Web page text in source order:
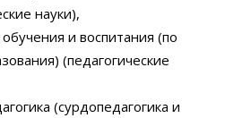
науки),
и воспитания (по
(педагогические
(сурдопедагогика и